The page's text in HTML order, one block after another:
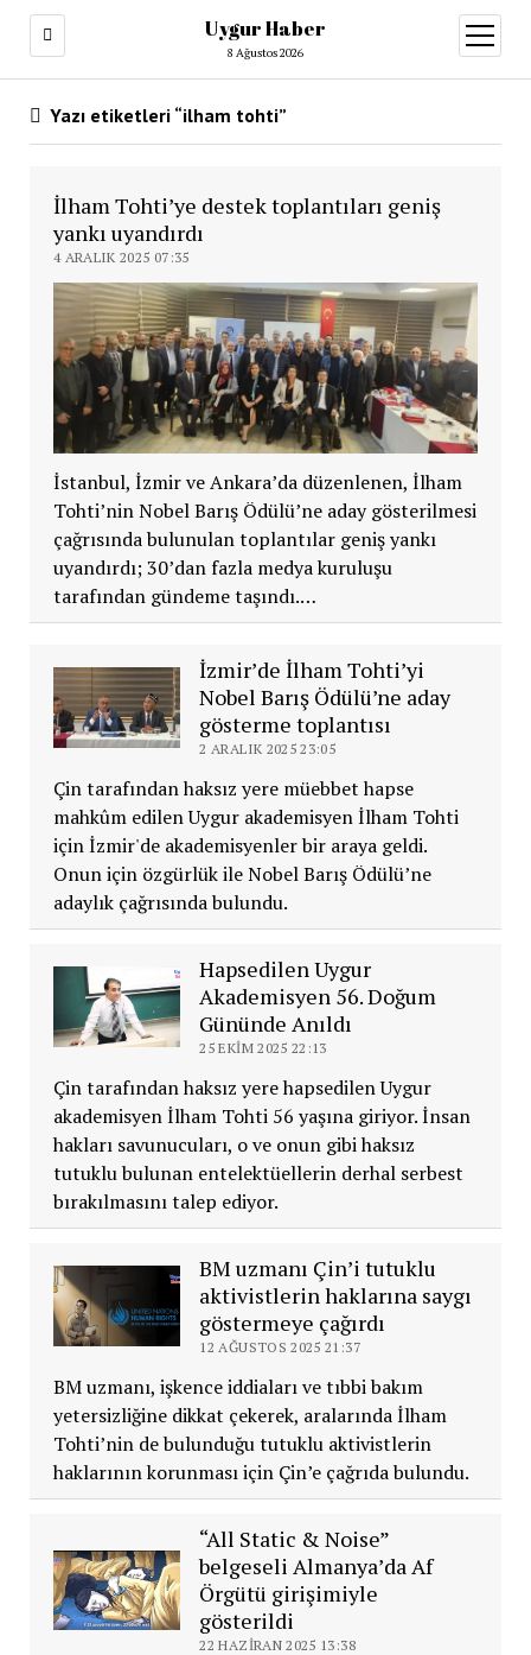
Uygur Haber
8 Ağustos 2026
aç
Yazı etiketleri “ilham tohti”
İlham Tohti’ye destek toplantıları geniş
yankı uyandırdı
4 ARALIK 2025 07:35
İstanbul, İzmir ve Ankara’da düzenlenen, İlham
Tohti’nin Nobel Barış Ödülü’ne aday gösterilmesi
çağrısında bulunulan toplantılar geniş yankı
uyandırdı; 30’dan fazla medya kuruluşu
tarafından gündeme taşındı.…
İzmir’de İlham Tohti’yi
Nobel Barış Ödülü’ne aday
gösterme toplantısı
2 ARALIK 2025 23:05
Çin tarafından haksız yere müebbet hapse
mahkûm edilen Uygur akademisyen İlham Tohti
için İzmir'de akademisyenler bir araya geldi.
Onun için özgürlük ile Nobel Barış Ödülü’ne
adaylık çağrısında bulundu.
Hapsedilen Uygur
Akademisyen 56. Doğum
Gününde Anıldı
25 EKIM 2025 22:13
Çin tarafından haksız yere hapsedilen Uygur
akademisyen İlham Tohti 56 yaşına giriyor. İnsan
hakları savunucuları, o ve onun gibi haksız
tutuklu bulunan entelektüellerin derhal serbest
bırakılmasını talep ediyor.
BM uzmanı Çin’i tutuklu
aktivistlerin haklarına saygı
göstermeye çağırdı
12 AĞUSTOS 2025 21:37
BM uzmanı, işkence iddiaları ve tıbbi bakım
yetersizliğine dikkat çekerek, aralarında İlham
Tohti’nin de bulunduğu tutuklu aktivistlerin
haklarının korunması için Çin’e çağrıda bulundu.
“All Static & Noise”
belgeseli Almanya’da Af
Örgütü girişimiyle
gösterildi
22 HAZIRAN 2025 13:38